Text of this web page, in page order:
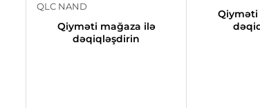
QLC NAND
Qiyməti mağaza ilə
dəqiqləşdirin
Qiyməti